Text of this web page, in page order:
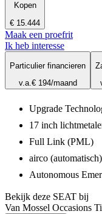
Kopen
€ 15.444
Maak een proefrit
Ik heb interesse
Particulier financieren
v.a.€ 194/maand
Upgrade
17 inch
Full Link (PML)
airco (automatisch)
Autonomous
Bekijk deze SEAT bij
Van Mossel Occasions